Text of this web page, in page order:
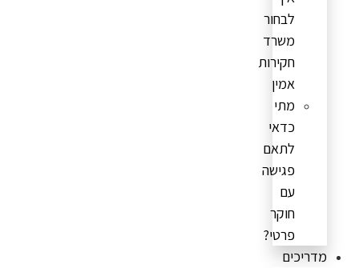
לבחור
משרד
חקירות
אמין
מתי
כדאי
לתאם
פגישה
עם
חוקר
פרטי?
מדריכים